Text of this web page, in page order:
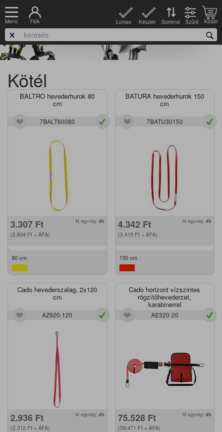
Menü Fiók Lumax Készlet Sorrend Szűrő Kosár
Kötél
BALTRO hevederhurok 80
cm
7BALT60080
3.307 Ft
(2.604 Ft + ÁFA)
M.egység: db
80 cm
BATURA hevederhurok 150
cm
7BATU30150
4.342 Ft
(3.419 Ft+ ÁFA)
M.egység: db
150 cm
Cado hevederszalag, 2x120
cm
AZ920-120
2.936 Ft
(2.312 Ft + ÁFA)
M.egység: db
Cado horizont vízszintes
rögzítőhevederzet,
karabinerrel
AE320-20
75.528 Ft
(59.471 Ft+ ÁFA)
M.egység: db